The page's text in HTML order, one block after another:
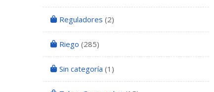
Reguladores (2)
Riego (285)
Sin categoría (1)